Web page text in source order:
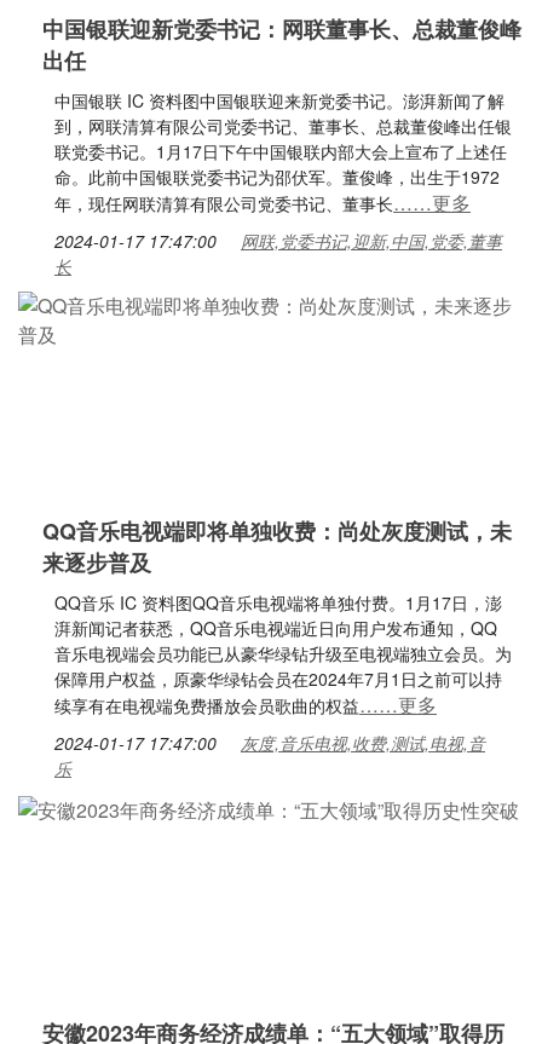
中国银联迎新党委书记：网联董事长、总裁董俊峰
出任
中国银联 IC 资料图中国银联迎来新党委书记。澎湃新闻了解
到，网联清算有限公司党委书记、董事长、总裁董俊峰出任银
联党委书记。1月17日下午中国银联内部大会上宣布了上述任
命。此前中国银联党委书记为邵伏军。董俊峰，出生于1972
年，现任网联清算有限公司党委书记、董事长……更多
2024-01-17 17:47:00
网联,党委书记,迎新,中国,党委,董事
长
QQ音乐电视端即将单独收费：尚处灰度测试，未
来逐步普及
QQ音乐 IC 资料图QQ音乐电视端将单独付费。1月17日，澎
湃新闻记者获悉，QQ音乐电视端近日向用户发布通知，QQ
音乐电视端会员功能已从豪华绿钻升级至电视端独立会员。为
保障用户权益，原豪华绿钻会员在2024年7月1日之前可以持
续享有在电视端免费播放会员歌曲的权益……更多
2024-01-17 17:47:00
灰度,音乐电视,收费,测试,电视,音
乐
安徽2023年商务经济成绩单：“五大领域”取得历